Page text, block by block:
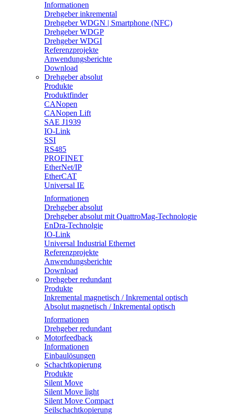
Informationen
Drehgeber inkremental
Drehgeber WDGN | Smartphone (NFC)
Drehgeber WDGP
Drehgeber WDGI
Referenzprojekte
Anwendungsberichte
Download
Drehgeber absolut
Produkte
Produktfinder
CANopen
CANopen Lift
SAE J1939
IO-Link
SSI
RS485
PROFINET
EtherNet/IP
EtherCAT
Universal IE
Informationen
Drehgeber absolut
Drehgeber absolut mit QuattroMag-Technologie
EnDra-Technolgie
IO-Link
Universal Industrial Ethernet
Referenzprojekte
Anwendungsberichte
Download
Drehgeber redundant
Produkte
Inkremental magnetisch / Inkremental optisch
Absolut magnetisch / Inkremental optisch
Informationen
Drehgeber redundant
Motorfeedback
Informationen
Einbaulösungen
Schachtkopierung
Produkte
Silent Move
Silent Move light
Silent Move Compact
Seilschachtkopierung